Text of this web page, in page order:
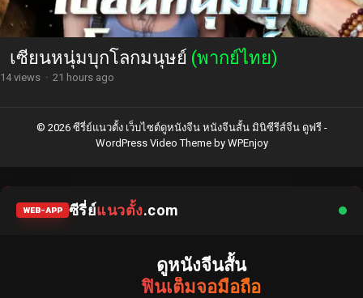
เซียนหนุ่มบุกโลกมนุษย์ (พากย์ไทย)
14 views · 21 hours ago
© 2026 ซีรี่ย์แนวตั้ง เว็บไซต์ดูหนังจีน หนังจีนสั้น มินิซีรีส์จีน ดูฟรี -
WordPress Video Themeby WPEnjoy
WEB-APP ซีรี่ย์แนวตั้ง.com
ดูหนังจีนสั้น
ฟินเต็มจอมือถือ